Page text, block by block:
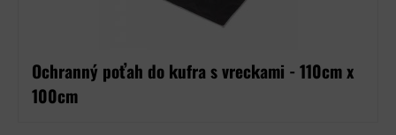
Ochranný poťah do kufra s vreckami - 110cm x
100cm